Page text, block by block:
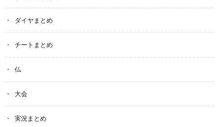
ダイヤまとめ
チートまとめ
仏
大会
実況まとめ